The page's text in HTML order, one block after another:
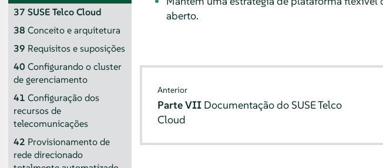
37 SUSE Telco Cloud
38 Conceito e arquitetura
39 Requisitos e suposições
40 Configurando o cluster
de gerenciamento
41 Configuração dos
recursos de
telecomunicações
42 Provisionamento de
rede direcionado
aberto.
Anterior
Parte VII Documentação do SUSE Telco
Cloud